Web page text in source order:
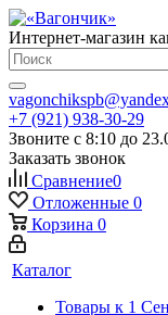
Интернет-магазин
+7 (921) 938-30-29
Звоните с 8:10 до
Заказать звонок
Сравнение0
Отложенные 0
Корзина 0
Каталог
Товары к 1